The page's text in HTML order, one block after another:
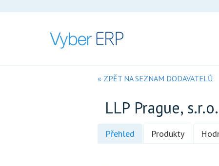
« ZPĚT NA SEZNAM DODAVATELŮ
LLP Prague, s.r.o.
Přehled Produkty